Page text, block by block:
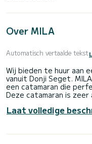
Over MILA
Automatisch vertaalde tekst
Wij bieden te huur aan
vanuit Donji Seget.
een catamaran die
Deze catamaran is zeer
De boot heeft 6
meter is het uw beste
Laat volledige